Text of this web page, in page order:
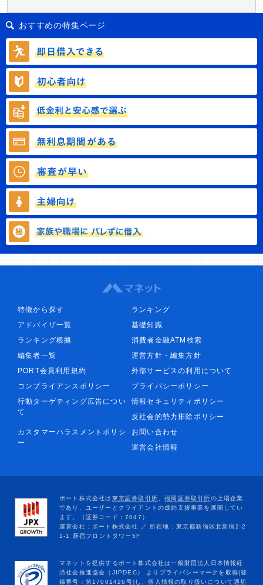
おすすめの特集ページ
特徴から探す
ランキング
アドバイザ一覧
基礎知識
ランキング根拠
消費者金融ATM検索
編集者一覧
運営方針・編集方針
PORT会員利用規約
外部サービスの利用について
コンプライアンスポリシー
プライバシーポリシー
行動ターゲティング広告につい
て
情報セキュリティポリシー
反社会的勢力排除ポリシー
カスタマーハラスメントポリシ
ー
お問い合わせ
運営会社情報